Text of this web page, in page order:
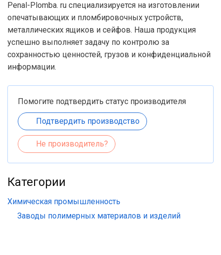
Penal-Plomba. ru специализируется на изготовлении
опечатывающих и пломбировочных устройств,
металлических ящиков и сейфов. Наша продукция
успешно выполняет задачу по контролю за
сохранностью ценностей, грузов и конфиденциальной
информации.
Помогите подтвердить статус производителя
Подтвердить производство
Не производитель?
Категории
Химическая промышленность
Заводы полимерных материалов и изделий